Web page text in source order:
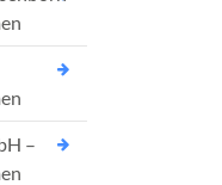
–